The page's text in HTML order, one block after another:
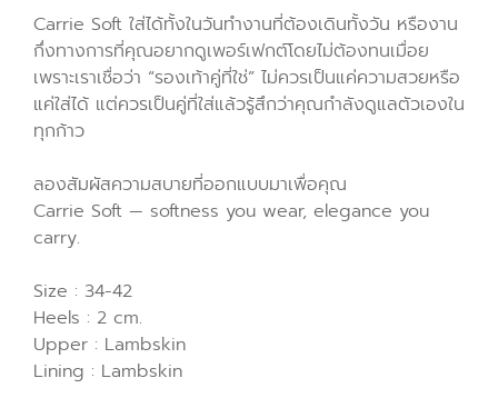
Carrie Soft ใส่ได้ทั้งในวันทำงานที่ต้องเดินทั้งวัน หรืองาน
กึ่งทางการที่คุณอยากดูเพอร์เฟกต์โดยไม่ต้องทนเมื่อย
เพราะเราเชื่อว่า “รองเท้าคู่ที่ใช่” ไม่ควรเป็นแค่ความสวยหรือ
แค่ใส่ได้ แต่ควรเป็นคู่ที่ใส่แล้วรู้สึกว่าคุณกำลังดูแลตัวเองใน
ทุกก้าว
ลองสัมผัสความสบายที่ออกแบบมาเพื่อคุณ
Carrie Soft — softness you wear, elegance you
carry.
Size : 34-42
Heels : 2 cm.
Upper : Lambskin
Lining : Lambskin